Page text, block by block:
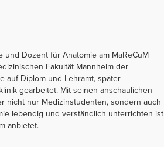
und Dozent für Anatomie am MaReCuM
Fakultät Mannheim der
auf Diplom und Lehramt, später
gearbeitet. Mit seinen anschaulichen
nicht nur Medizinstudenten, sondern auch
lebendig und verständlich unterrichten ist
anbietet.